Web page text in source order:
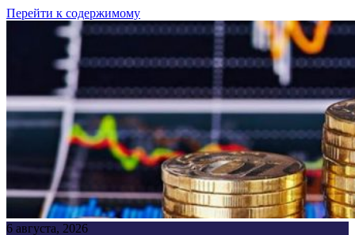
Перейти к содержимому
6 августа, 2026